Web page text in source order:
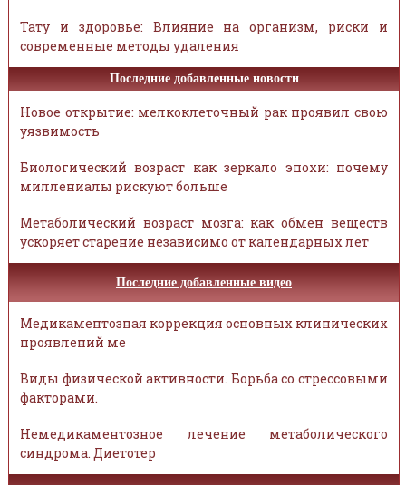
Тату и здоровье: Влияние на организм, риски и
современные методы удаления
Последние добавленные новости
Новое открытие: мелкоклеточный рак проявил свою
уязвимость
Биологический возраст как зеркало эпохи: почему
миллениалы рискуют больше
Метаболический возраст мозга: как обмен веществ
ускоряет старение независимо от календарных лет
Последние добавленные видео
Медикаментозная коррекция основных клинических
проявлений ме
Виды физической активности. Борьба со стрессовыми
факторами.
Немедикаментозное лечение метаболического
синдрома. Диетотер